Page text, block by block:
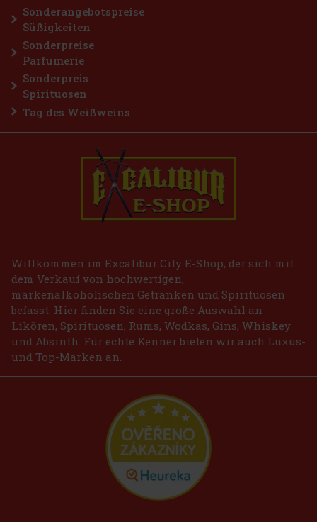
Sonderangebotspreise
Süßigkeiten
Sonderpreise
Parfumerie
Sonderpreis
Spirituosen
Tag des Weißweins
Willkommen im Excalibur City E-Shop, der sich mit
dem Verkauf von hochwertigen,
markenalkoholischen Getränken und Spirituosen
befasst. Hier finden Sie eine große Auswahl an
Likören, Spirituosen, Rums, Wodkas, Gins, Whiskey
und Absinth. Für echte Kenner bieten wir auch Luxus-
und Top-Marken an.